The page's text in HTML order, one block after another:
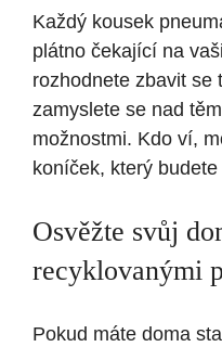
Každý kousek
plátno čekající na
rozhodnete zbavit se
zamyslete se nad
možnostmi. Kdo ví,
koníček, který
Osvěžte svůj
recyklovanými
Pokud máte doma